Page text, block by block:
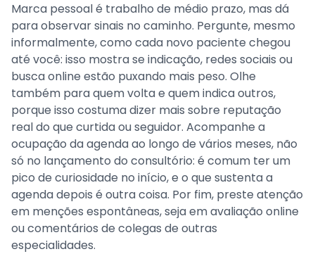
Marca pessoal é trabalho de médio prazo, mas dá
para observar sinais no caminho. Pergunte, mesmo
informalmente, como cada novo paciente chegou
até você: isso mostra se indicação, redes sociais ou
busca online estão puxando mais peso. Olhe
também para quem volta e quem indica outros,
porque isso costuma dizer mais sobre reputação
real do que curtida ou seguidor. Acompanhe a
ocupação da agenda ao longo de vários meses, não
só no lançamento do consultório: é comum ter um
pico de curiosidade no início, e o que sustenta a
agenda depois é outra coisa. Por fim, preste atenção
em menções espontâneas, seja em avaliação online
ou comentários de colegas de outras
especialidades.